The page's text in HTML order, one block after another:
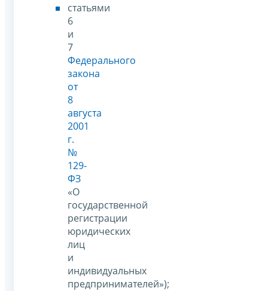
статьями
6
и
7
Федерального
закона
от
8
августа
2001
г.
№
129-
ФЗ
«О
государственной
регистрации
юридических
лиц
и
индивидуальных
предпринимателей»);